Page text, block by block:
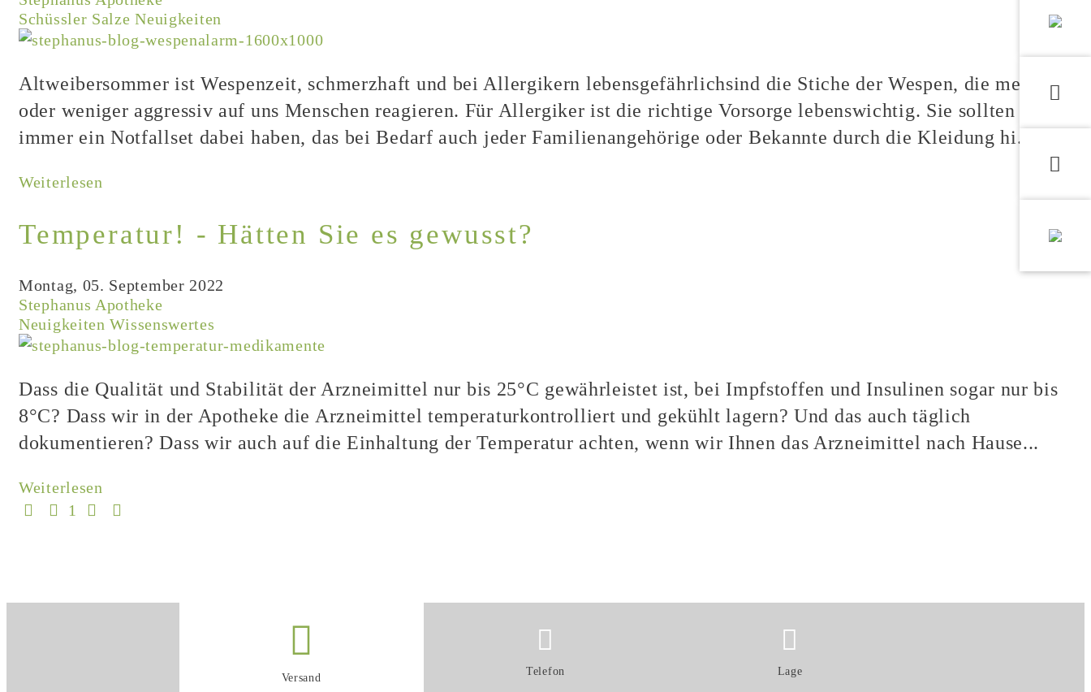
Schüssler Salze Neuigkeiten
Altweibersommer ist Wespenzeit, schmerzhaft und bei Allergikern lebensgefährlichsind die Stiche der Wespen, die mehr
oder weniger aggressiv auf uns Menschen reagieren. Für Allergiker ist die richtige Vorsorge lebenswichtig. Sie sollten
immer ein Notfallset dabei haben, das bei Bedarf auch jeder Familienangehörige oder Bekannte durch die Kleidung hi...
Weiterlesen
Temperatur! - Hätten Sie es gewusst?
Montag, 05. September 2022
Stephanus Apotheke
Neuigkeiten Wissenswertes
Dass die Qualität und Stabilität der Arzneimittel nur bis 25°C gewährleistet ist, bei Impfstoffen und Insulinen sogar nur bis
8°C? Dass wir in der Apotheke die Arzneimittel temperaturkontrolliert und gekühlt lagern? Und das auch täglich
dokumentieren? Dass wir auch auf die Einhaltung der Temperatur achten, wenn wir Ihnen das Arzneimittel nach Hause...
Weiterlesen
First Page
Previous Page
1 Next Page
Versand Telefon Lage